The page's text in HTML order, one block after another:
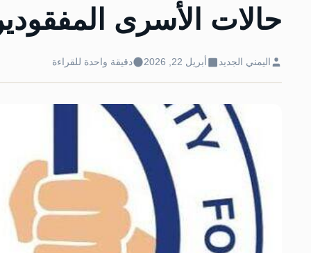
حالات الأسرى
اليمني الجديد أبريل 22, 2026 دقيقة واحدة للقراءة